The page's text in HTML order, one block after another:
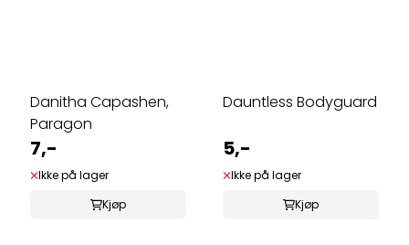
Danitha Capashen,
Paragon
7,-
Ikke på lager
Kjøp
Dauntless Bodyguard
5,-
Ikke på lager
Kjøp